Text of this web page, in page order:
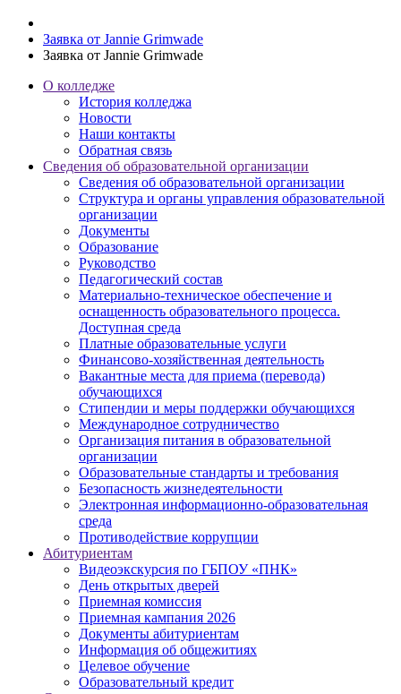
Заявка от Jannie Grimwade
Заявка от Jannie Grimwade
О колледже
История колледжа
Новости
Наши контакты
Обратная связь
Сведения об образовательной организации
Сведения об образовательной организации
Структура и органы управления образовательной
организации
Документы
Образование
Руководство
Педагогический состав
Материально-техническое обеспечение и
оснащенность образовательного процесса.
Доступная среда
Платные образовательные услуги
Финансово-хозяйственная деятельность
Вакантные места для приема (перевода)
обучающихся
Стипендии и меры поддержки обучающихся
Международное сотрудничество
Организация питания в образовательной
организации
Образовательные стандарты и требования
Безопасность жизнедеятельности
Электронная информационно-образовательная
среда
Противодействие коррупции
Абитуриентам
Видеоэкскурсия по ГБПОУ «ПНК»
День открытых дверей
Приемная комиссия
Приемная кампания 2026
Дoкументы абитуриентам
Информация об общежитиях
Целевое обучение
Образовательный кредит